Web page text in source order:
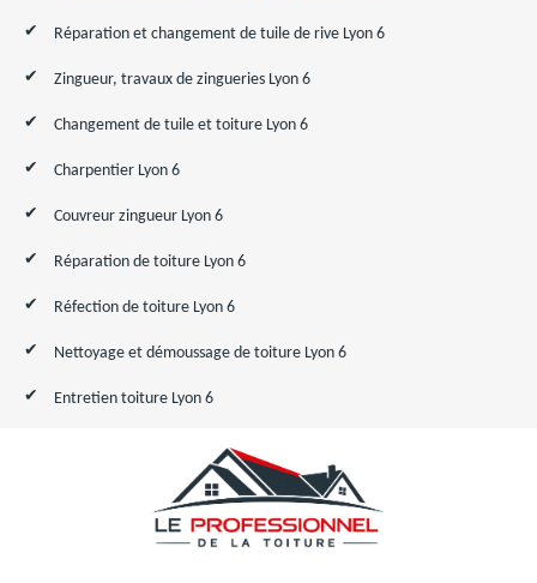
Réparation et changement de tuile de rive Lyon 6
Zingueur, travaux de zingueries Lyon 6
Changement de tuile et toiture Lyon 6
Charpentier Lyon 6
Couvreur zingueur Lyon 6
Réparation de toiture Lyon 6
Réfection de toiture Lyon 6
Nettoyage et démoussage de toiture Lyon 6
Entretien toiture Lyon 6